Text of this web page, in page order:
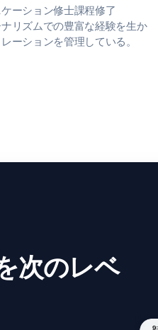
ーション修士課程修了
リズムでの豊富な経験を生か
ーションを管理している。
次のレベ